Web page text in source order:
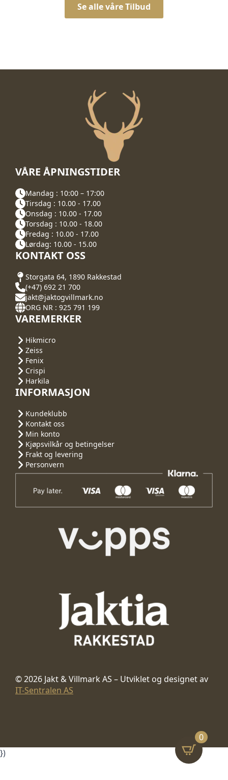
0
Se alle våre Tilbud
VÅRE ÅPNINGSTIDER
Mandag : 10:00 – 17:00
Tirsdag : 10.00 - 17.00
Onsdag : 10.00 - 17.00
Torsdag : 10.00 - 18.00
Fredag : 10.00 - 17.00
Lørdag: 10.00 - 15.00
KONTAKT OSS
Storgata 64, 1890 Rakkestad
(+47) 692 21 700
jakt@jaktogvillmark.no
ORG NR : 925 791 199
VAREMERKER
Hikmicro
Zeiss
Fenix
Crispi
Harkila
INFORMASJON
Kundeklubb
Kontakt oss
Min konto
Kjøpsvilkår og betingelser
Frakt og levering
Personvern
© 2026 Jakt & Villmark AS – Utviklet og designet av
IT-Sentralen AS
})